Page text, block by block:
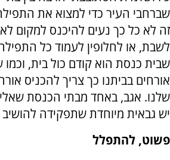
שברחבי העיר כדי למצוא את
זה לא כל כך נעים להיכנס למקום
לשבת, או לחלופין לעמוד כל
שבית כנסת הוא קודם כול בית, וכמו
אורחים בביתנו כך צריך להכניס
שלנו. אגב, באחד מבתי הכנסת
יש גבאית מיוחדת שתפקידה
פשוט, להתפלל